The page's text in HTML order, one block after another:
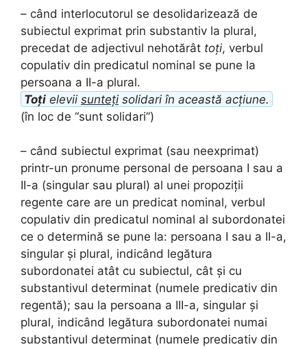
– când interlocutorul se desolidarizează de
subiectul exprimat prin substantiv la plural,
precedat de adjectivul nehotărât toți, verbul
copulativ din predicatul nominal se pune la
persoana a II-a plural.
Toți elevii sunteți solidari în această acțiune.
(în loc de “sunt solidari”)
– când subiectul exprimat (sau neexprimat)
printr-un pronume personal de persoana I sau a
II-a (singular sau plural) al unei propoziții
regente care are un predicat nominal, verbul
copulativ din predicatul nominal al subordonatei
ce o determină se pune la: persoana I sau a II-a,
singular și plural, indicând legătura
subordonatei atât cu subiectul, cât și cu
substantivul determinat (numele predicativ din
regentă); sau la persoana a III-a, singular și
plural, indicând legătura subordonatei numai
substantivul determinat (numele predicativ din